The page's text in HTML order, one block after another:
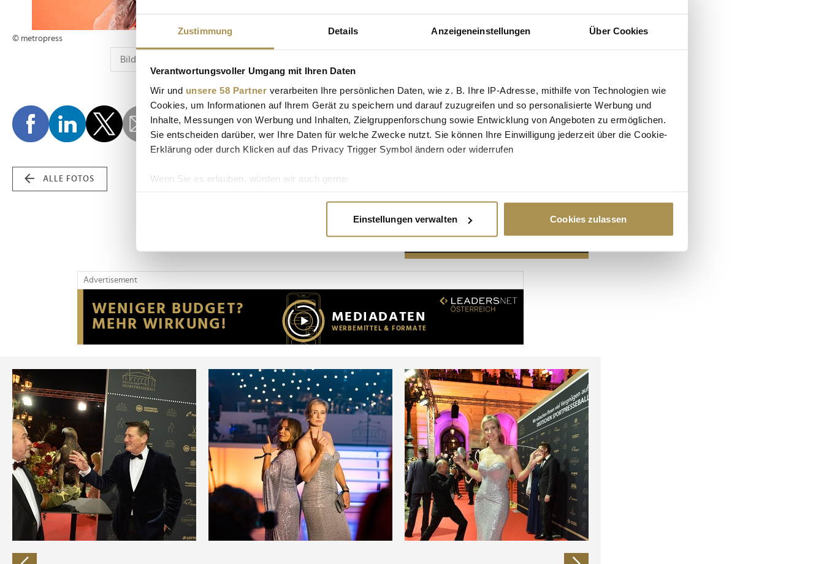
Zustimmung Details Anzeigeneinstellungen Über Cookies
Verantwortungsvoller Umgang mit Ihren Daten
Wir und unsere 58 Partner verarbeiten Ihre persönlichen Daten, wie z. B. Ihre IP-Adresse, mithilfe von Technologien wie
Cookies, um Informationen auf Ihrem Gerät zu speichern und darauf zuzugreifen und so personalisierte Werbung und
Inhalte, Messungen von Werbung und Inhalten, Zielgruppenforschung sowie Entwicklung von Angeboten zu ermöglichen.
Sie entscheiden darüber, wer Ihre Daten für welche Zwecke nutzt. Sie können Ihre Einwilligung jederzeit über die Cookie-
Erklärung oder durch Klicken auf das Privacy Trigger Symbol ändern oder widerrufen
Wenn Sie es erlauben, würden wir auch gerne:
Erfahren Sie mehr darüber, wie Ihre persönlichen Daten verarbeitet werden, und legen Sie Ihre Präferenzen im
Wir verwenden Cookies, um Inhalte und Anzeigen zu personalisieren, Funktionen für soziale Medien anbieten zu können
Website an unsere Partner für soziale Medien, Werbung und Analysen weiter. Unsere Partner führen diese Informationen
möglicherweise mit weiteren Daten zusammen, die Sie ihnen bereitgestellt haben oder die sie im Rahmen Ihrer Nutzung
der Dienste gesammelt haben.
Einstellungen verwalten Cookies zulassen
© metropress
ALLE FOTOS
Advertisement
Advertisement